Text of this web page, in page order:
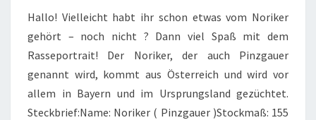
Hallo! Vielleicht habt ihr schon etwas vom Noriker
gehört – noch nicht ? Dann viel Spaß mit dem
Rasseportrait! Der Noriker, der auch Pinzgauer
genannt wird, kommt aus Österreich und wird vor
allem in Bayern und im Ursprungsland gezüchtet.
Steckbrief:Name: Noriker ( Pinzgauer )Stockmaß: 155